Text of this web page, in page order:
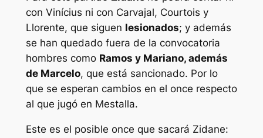
con Vinícius ni con Carvajal, Courtois y
Llorente, que siguen lesionados; y además
se han quedado fuera de la convocatoria
hombres como Ramos y Mariano, además
de Marcelo, que está sancionado. Por lo
que se esperan cambios en el once respecto
al que jugó en Mestalla.
Este es el posible once que sacará Zidane: